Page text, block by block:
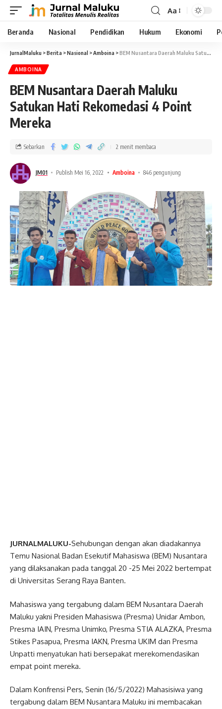
Aa
Beranda Nasional Pendidikan Hukum Ekonomi
JurnalMaluku >Berita >Nasional >Amboina >BEM Nusantara Daerah Maluku Satukan Hati Rekomedasi 4 Point Mereka
AMBOINA
BEM Nusantara Daerah Maluku
Satukan Hati Rekomedasi 4 Point
Mereka
JM01 Publish Mei 16, 2022 Amboina 846 pengunjung
Sebarkan 2 menit membaca
JURNALMALUKU-Sehubungan dengan akan diadakannya
Temu Nasional Badan Esekutif Mahasiswa (BEM) Nusantara
yang dilaksanakan pada tanggal 20 -25 Mei 2022 bertempat
di Universitas Serang Raya Banten.
Mahasiswa yang tergabung dalam BEM Nusantara Daerah
Maluku yakni Presiden Mahasiswa (Presma) Unidar Ambon,
Presma IAIN, Presma Unimko, Presma STIA ALAZKA, Presma
Stikes Pasapua, Presma IAKN, Presma UKIM dan Presma
Unpatti menyatukan hati bersepakat merekomendasikan
empat point mereka.
Dalam Konfrensi Pers, Senin (16/5/2022) Mahasisiwa yang
tergabung dalam BEM Nusantara Maluku ini membacakan